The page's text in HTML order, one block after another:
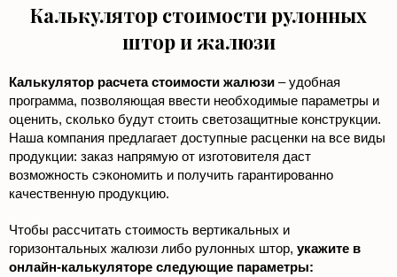
Калькулятор стоимости рулонных
штор и жалюзи
Калькулятор расчета стоимости жалюзи – удобная
программа, позволяющая ввести необходимые параметры и
оценить, сколько будут стоить светозащитные конструкции.
Наша компания предлагает доступные расценки на все виды
продукции: заказ напрямую от изготовителя даст
возможность сэкономить и получить гарантированно
качественную продукцию.
Чтобы рассчитать стоимость вертикальных и
горизонтальных жалюзи либо рулонных штор, укажите в
онлайн-калькуляторе следующие параметры: